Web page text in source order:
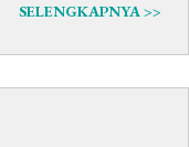
SELENGKAPNYA >>